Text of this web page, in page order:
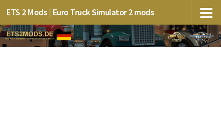
ETS 2 Mods | Euro Truck Simulator 2 mods